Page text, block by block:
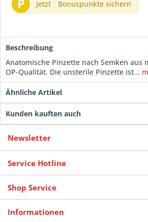
P Jetzt Bonuspunkte sichern
Beschreibung
Anatomische Pinzette nach Semken aus
OP-Qualität. Die unsterile Pinzette ist...
Ähnliche Artikel
Kunden kauften auch
Newsletter
Service Hotline
Shop Service
Informationen